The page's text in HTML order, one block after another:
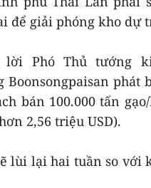
để giải phóng kho dự
lời Phó Thủ tướng
phát
bán 100.000 tấn
2,56 triệu USD).
lùi lại hai tuần so với